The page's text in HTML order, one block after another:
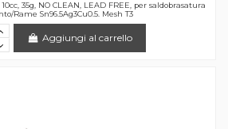
35g, NO CLEAN, LEAD FREE, per saldobrasatura
Rame Sn96.5Ag3Cu0.5. Mesh T3
Aggiungi al carrello